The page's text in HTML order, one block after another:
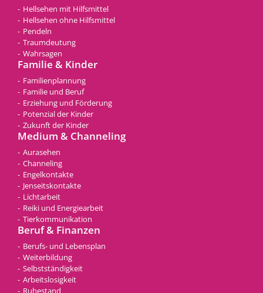
Hellsehen mit Hilfsmittel
Hellsehen ohne Hilfsmittel
Pendeln
Traumdeutung
Wahrsagen
Familie & Kinder
Familienplannung
Familie und Beruf
Erziehung und Förderung
Potenzial der Kinder
Zukunft der Kinder
Medium & Channeling
Aurasehen
Channeling
Engelkontakte
Jenseitskontakte
Lichtarbeit
Reiki und Energiearbeit
Tierkommunikation
Beruf & Finanzen
Berufs- und Lebensplan
Weiterbildung
Selbstständigkeit
Arbeitslosigkeit
Ruhestand